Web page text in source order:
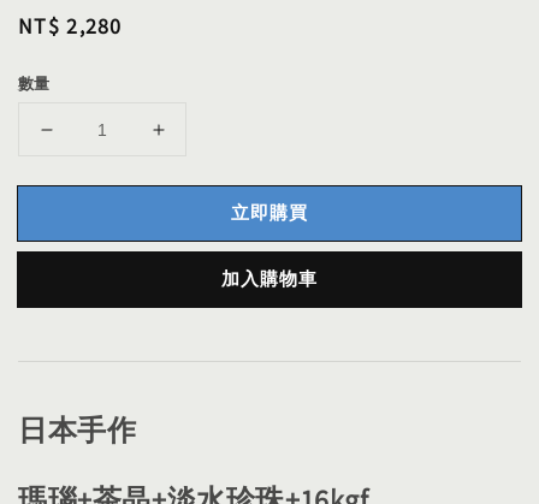
Regular
NT$ 2,280
數量
立即購買
加入購物車
日本手作